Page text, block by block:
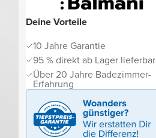
Deine Vorteile
10 Jahre Garantie
95 % direkt ab Lager lieferbar
Über 20 Jahre Badezimmer-
Erfahrung